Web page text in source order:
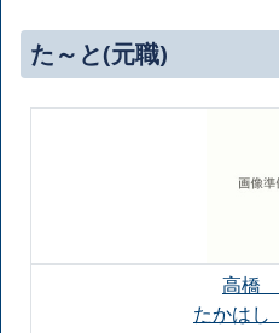
た～と(元職)
高橋
たかは